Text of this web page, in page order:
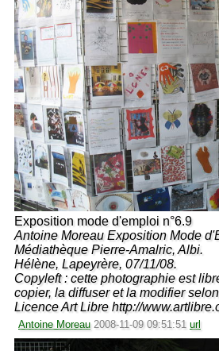
Exposition mode d'emploi n°6.9
Antoine Moreau Exposition Mode
Médiathèque Pierre-Amalric, Albi.
Hélène, Lapeyrère, 07/11/08.
Copyleft : cette photographie est
copier, la diffuser et la modifier
Licence Art Libre http://
Antoine Moreau 2008-11-09 09:51:51 url